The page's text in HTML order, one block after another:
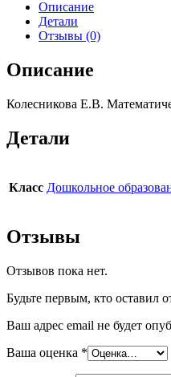
прописи
для
детей.
лет.
Цветные
Описание
Детали
Отзывы (0)
Описание
Колесникова Е.В.
Детали
Класс Дошкольное
Отзывы
Отзывов пока нет.
Будьте первым, кто оставил
Ваш адрес email не будет
Ваша оценка *